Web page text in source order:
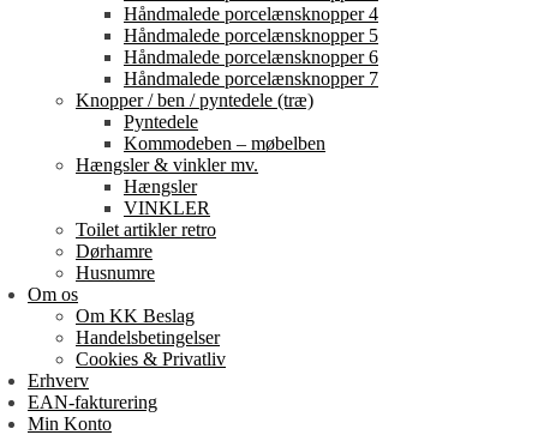
Håndmalede porcelænsknopper 4
Håndmalede porcelænsknopper 5
Håndmalede porcelænsknopper 6
Håndmalede porcelænsknopper 7
Knopper / ben / pyntedele (træ)
Pyntedele
Kommodeben – møbelben
Hængsler & vinkler mv.
Hængsler
VINKLER
Toilet artikler retro
Dørhamre
Husnumre
Om os
Om KK Beslag
Handelsbetingelser
Cookies & Privatliv
Erhverv
EAN-fakturering
Min Konto